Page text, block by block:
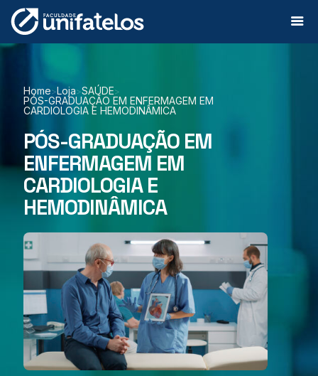
Home>Loja>SAÚDE>
PÓS-GRADUAÇÃO EM ENFERMAGEM EM
CARDIOLOGIA E HEMODINÂMICA
PÓS-GRADUAÇÃO EM
ENFERMAGEM EM
CARDIOLOGIA E
HEMODINÂMICA